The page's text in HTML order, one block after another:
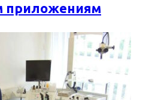
приложениям